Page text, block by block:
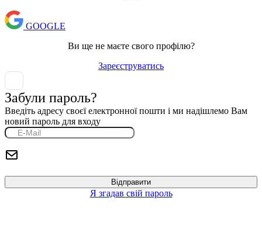
GOOGLE
Ви ще не маєте свого профілю?
Зареєструватись
Забули пароль?
Введіть адресу своєї електронної пошти і ми надішлемо Вам
новий пароль для входу
Я згадав свій пароль